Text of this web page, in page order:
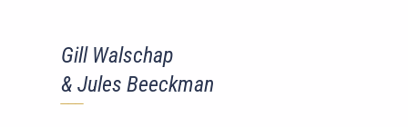
Gill Walschap
& Jules Beeckman